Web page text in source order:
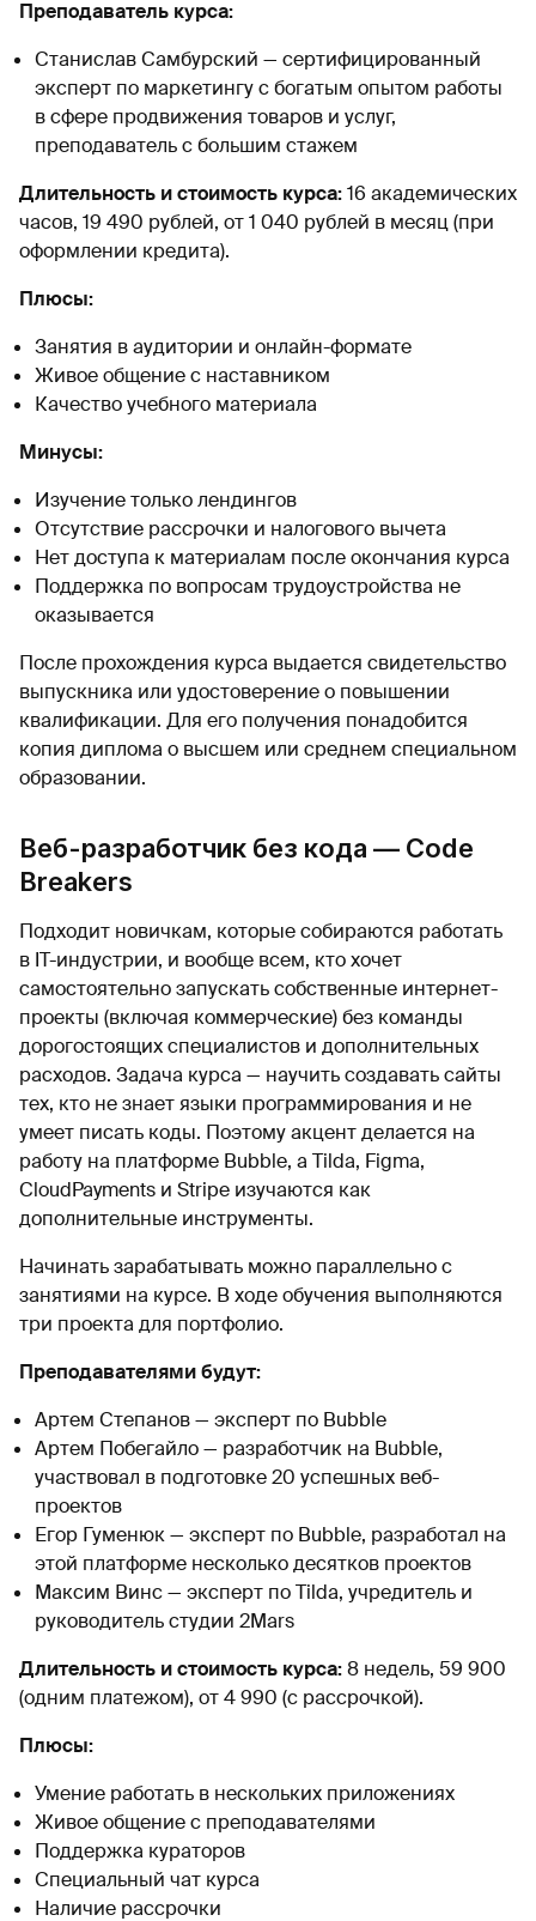
Преподаватель курса:
Станислав Самбурский — сертифицированный
эксперт по маркетингу с богатым опытом работы
в сфере продвижения товаров и услуг,
преподаватель с большим стажем
Длительность и стоимость курса:16 академических
часов, 19 490 рублей, от 1 040 рублей в месяц (при
оформлении кредита).
Плюсы:
Занятия в аудитории и онлайн-формате
Живое общение с наставником
Качество учебного материала
Минусы:
Изучение только лендингов
Отсутствие рассрочки и налогового вычета
Нет доступа к материалам после окончания курса
Поддержка по вопросам трудоустройства не
оказывается
После прохождения курса выдается свидетельство
выпускника или удостоверение о повышении
квалификации. Для его получения понадобится
копия диплома о высшем или среднем специальном
образовании.
Веб-разработчик без кода — Code
Breakers
Подходит новичкам, которые собираются работать
в IT-индустрии, и вообще всем, кто хочет
самостоятельно запускать собственные интернет-
проекты (включая коммерческие) без команды
дорогостоящих специалистов и дополнительных
расходов. Задача курса — научить создавать сайты
тех, кто не знает языки программирования и не
умеет писать коды. Поэтому акцент делается на
работу на платформе Bubble, а Tilda, Figma,
CloudPayments и Stripe изучаются как
дополнительные инструменты.
Начинать зарабатывать можно параллельно с
занятиями на курсе. В ходе обучения выполняются
три проекта для портфолио.
Преподавателями будут:
Артем Степанов — эксперт по Bubble
Артем Побегайло — разработчик на Bubble,
участвовал в подготовке 20 успешных веб-
проектов
Егор Гуменюк — эксперт по Bubble, разработал на
этой платформе несколько десятков проектов
Максим Винс — эксперт по Tilda, учредитель и
руководитель студии 2Mars
Длительность и стоимость курса:8 недель, 59 900
(одним платежом), от 4 990 (с рассрочкой).
Плюсы:
Умение работать в нескольких приложениях
Живое общение с преподавателями
Поддержка кураторов
Специальный чат курса
Наличие рассрочки